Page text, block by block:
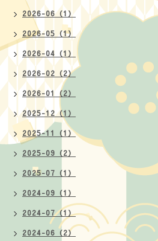
2026-06（1）
2026-05（1）
2026-04（1）
2026-02（2）
2026-01（2）
2025-12（1）
2025-11（1）
2025-09（2）
2025-07（1）
2024-09（1）
2024-07（1）
2024-06（2）